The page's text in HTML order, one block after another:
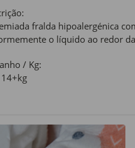
fralda hipoalergénica
o líquido ao redor
/ Kg: